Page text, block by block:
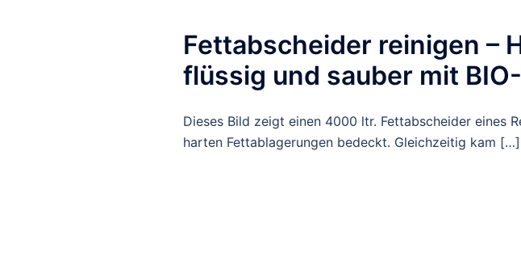
Fettabscheider reinigen –
flüssig und sauber mit
Dieses Bild zeigt einen 4000 ltr. Fettabscheider eines
harten Fettablagerungen bedeckt. Gleichzeitig kam […]